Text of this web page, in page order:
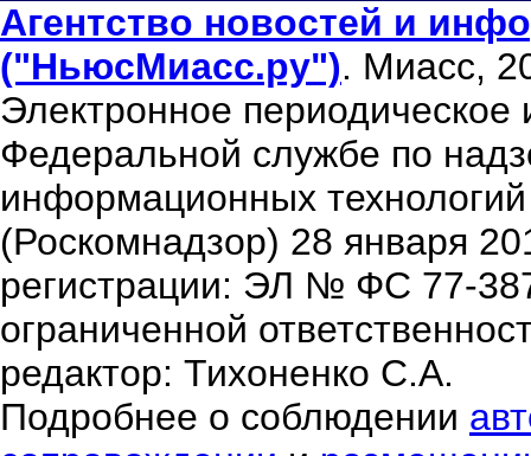
Агентство новостей и
("НьюсМиасс.ру"). Миасс,
Электронное периодическое
Федеральной службе по
информационных
(Роскомнадзор) 28 января
регистрации: ЭЛ № ФС 77-
ограниченной
редактор: Тихоненко С.А.
Подробнее о соблюдении